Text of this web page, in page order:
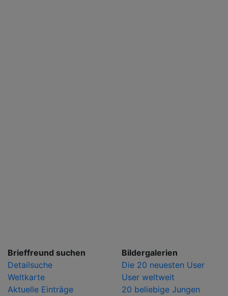
Brieffreund suchen
Detailsuche
Weltkarte
Aktuelle Einträge
Bildergalerien
Die 20 neuesten User
User weltweit
20 beliebige Jungen